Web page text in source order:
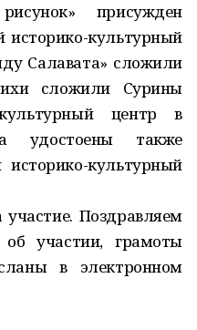
присужден
культурный
Салавата» сложили
сложили Сурины
центр в
удостоены также
культурный
Поздравляем
участии, грамоты
в электронном